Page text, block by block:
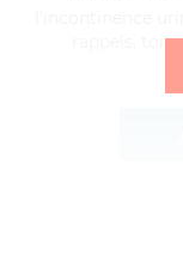
rappels,